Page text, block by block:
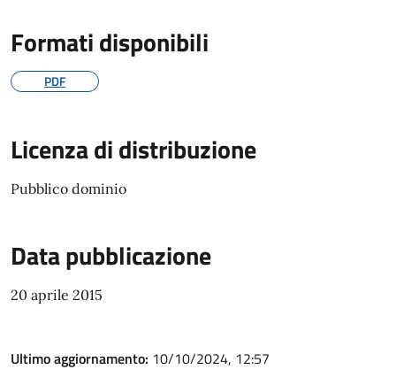
Formati disponibili
PDF
Licenza di distribuzione
Pubblico dominio
Data pubblicazione
20 aprile 2015
Ultimo aggiornamento: 10/10/2024, 12:57